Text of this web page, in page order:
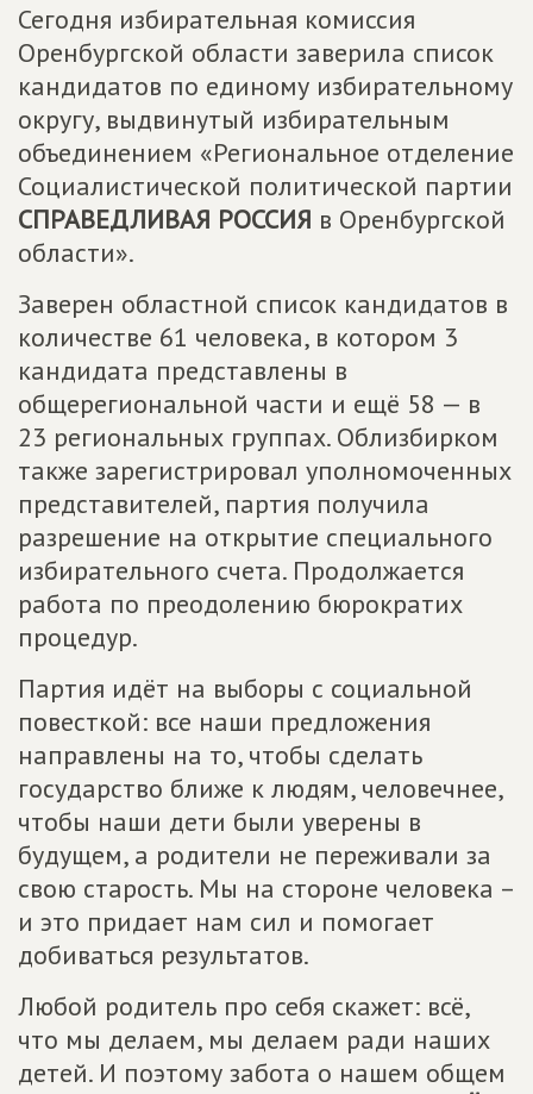
Сегодня избирательная комиссия
Оренбургской области заверила список
кандидатов по единому избирательному
округу, выдвинутый избирательным
объединением «Региональное отделение
Социалистической политической партии
СПРАВЕДЛИВАЯ РОССИЯ в Оренбургской
области».
Заверен областной список кандидатов в
количестве 61 человека, в котором 3
кандидата представлены в
общерегиональной части и ещё 58 — в
23 региональных группах. Облизбирком
также зарегистрировал уполномоченных
представителей, партия получила
разрешение на открытие специального
избирательного счета. Продолжается
работа по преодолению бюрократих
процедур.
Партия идёт на выборы с социальной
повесткой: все наши предложения
направлены на то, чтобы сделать
государство ближе к людям, человечнее,
чтобы наши дети были уверены в
будущем, а родители не переживали за
свою старость. Мы на стороне человека –
и это придает нам сил и помогает
добиваться результатов.
Любой родитель про себя скажет: всё,
что мы делаем, мы делаем ради наших
детей. И поэтому забота о нашем общем